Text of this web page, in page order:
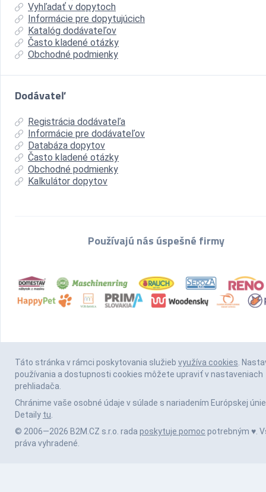
Vyhľadať v dopytoch
Informácie pre dopytujúcich
Katalóg dodávateľov
Často kladené otázky
Obchodné podmienky
Dodávateľ
Registrácia dodávateľa
Informácie pre dodávateľov
Databáza dopytov
Často kladené otázky
Obchodné podmienky
Kalkulátor dopytov
Používajú nás úspešné firmy
Táto stránka v rámci poskytovania služieb využíva cookies.
používania a dostupnosti cookies môžete upraviť v nastaveniach
prehliadača.
Chránime vaše osobné údaje v súlade s nariadením Európskej únie
Detaily tu.
© 2006—2026 B2M.CZ s.r.o. rada poskytuje pomoc potrebným ♥️.
práva vyhradené.